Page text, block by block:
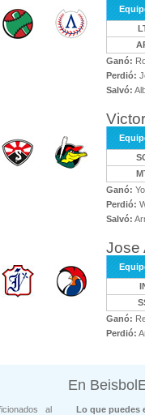
Ganó:
Perdió:
Salvó:
Ganó:
Perdió:
Salvó:
Jose
Ganó:
Perdió:
al
En
Lo que puedes